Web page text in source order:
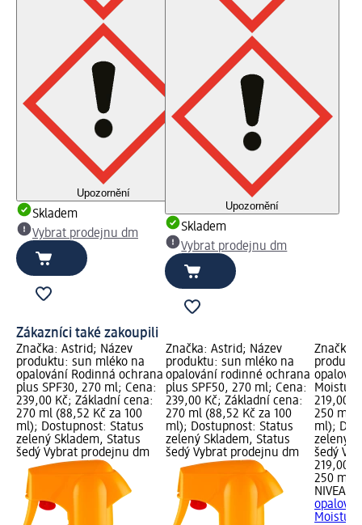
Upozornění
Skladem
Vybrat prodejnu dm
Upozornění
Skladem
Vybrat prodejnu dm
Zákazníci také zakoupili
Značka: Astrid; Název
produktu: sun mléko na
opalování Rodinná ochrana
plus SPF30, 270 ml; Cena:
239,00 Kč; Základní cena:
270 ml (88,52 Kč za 100
ml); Dostupnost: Status
zelený Skladem, Status
šedý Vybrat prodejnu dm
Značka: Astrid; Název
produktu: sun mléko na
opalování rodinné ochrana
plus SPF50, 270 ml; Cena:
239,00 Kč; Základní cena:
270 ml (88,52 Kč za 100
ml); Dostupnost: Status
zelený Skladem, Status
šedý Vybrat prodejnu dm
Značka:
219,00
250 ml
ml);
zelený
šedý
219,00
250 ml
NIVEA